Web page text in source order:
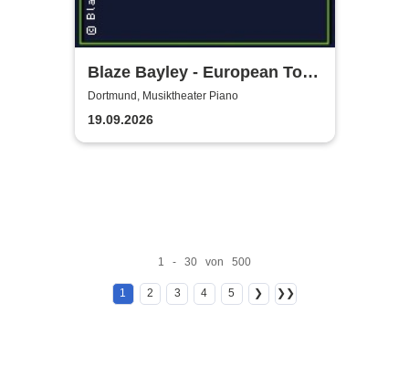
Blaze Bayley - European Tour
2026
Dortmund, Musiktheater Piano
19.09.2026
1 - 30 von 500
1 2 3 4 5 ❯ ❯❯